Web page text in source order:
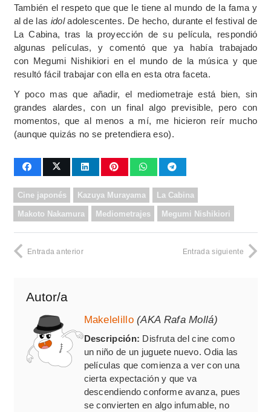
También el respeto que que le tiene al mundo de la fama y
al de las idoladolescentes. De hecho, durante el festival de
La Cabina, tras la proyección de su película, respondió
algunas películas, y comentó que ya había trabajado
con Megumi Nishikiori en el mundo de la música y que
resultó fácil trabajar con ella en esta otra faceta.
Y poco mas que añadir, el mediometraje está bien, sin
grandes alardes, con un final algo previsible, pero con
momentos, que al menos a mí, me hicieron reír mucho
(aunque quizás no se pretendiera eso).
Cine japonés Kazuya Murayama La Cabina
Makoto Nakamura Mediometrajes Megumi Nishikiori
Entrada anterior Entrada siguiente
Autor/a
Makelelillo (AKA Rafa Mollá)
Descripción: Disfruta del cine como
un niño de un juguete nuevo. Odia las
películas que comienza a ver con una
cierta expectación y que va
descendiendo conforme avanza, pues
se convierten en algo infumable, no